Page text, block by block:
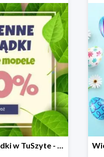
Wiosenne porządki w TuSzyte - wybrane modele do -50%